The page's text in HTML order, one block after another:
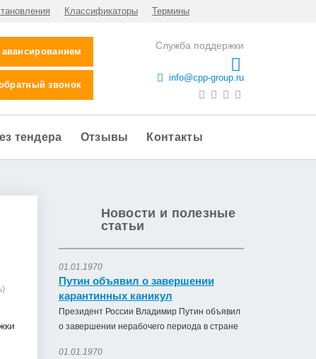
Классификаторы Термины
звонок
Служба поддержки
info@cpp-group.ru
тендера Отзывы Контакты
Новости и полезные
статьи
01.01.1970
Путин объявил о завершении
карантинных каникул
Президент России Владимир Путин объявил
о завершении нерабочего периода в стране
01.01.1970